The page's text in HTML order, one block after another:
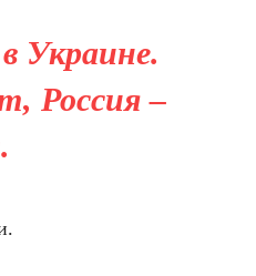
Украине.
Россия –